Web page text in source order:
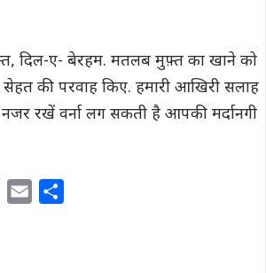
दिल-ए- बेरहम. मतलब मुफ़्त का खाने को
सेहत की परवाह किए. हमारी आखिरी सलाह
रखें वर्ना लग सकती है आपकी मर्दानगी